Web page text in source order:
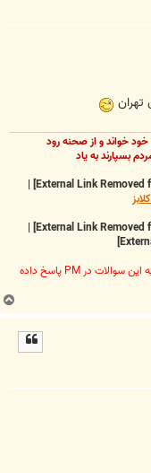
خواند و از صحنه رود
بسپارند به ياد
|
|
لطفا سوالات فني را فقط در خود انجمن مطرح بفرماييد، به اين سوالات در PM پاسخ داده